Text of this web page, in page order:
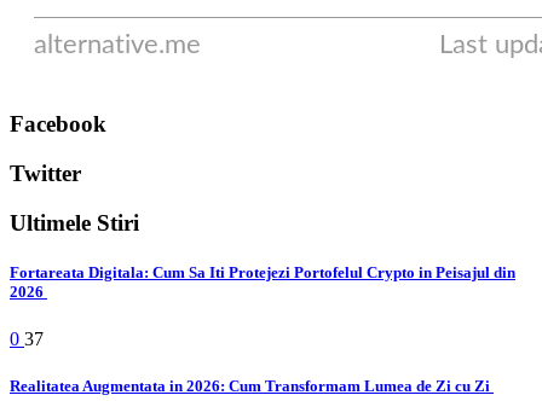
Facebook
Twitter
Ultimele Stiri
Fortareata Digitala: Cum Sa Iti Protejezi Portofelul Crypto in Peisajul din
2026
0 37
Realitatea Augmentata in 2026: Cum Transformam Lumea de Zi cu Zi